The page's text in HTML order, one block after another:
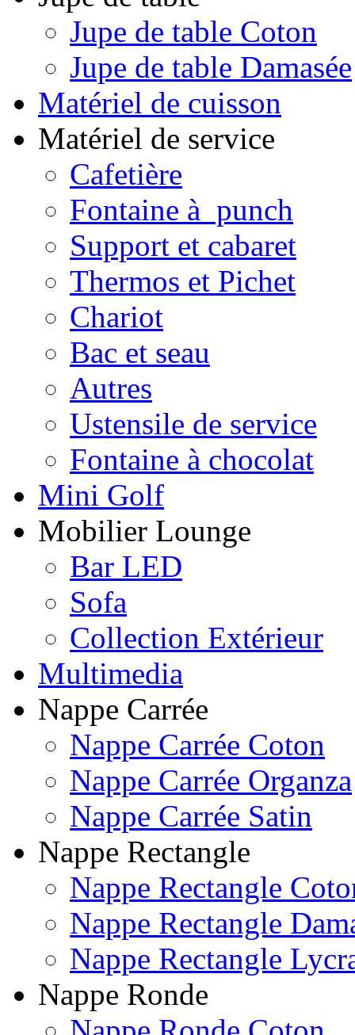
Jupe de table Coton
Jupe de table Damasée
Matériel de cuisson
Matériel de service
Cafetière
Fontaine à punch
Support et cabaret
Thermos et Pichet
Chariot
Bac et seau
Autres
Ustensile de service
Fontaine à chocolat
Mini Golf
Mobilier Lounge
Bar LED
Sofa
Collection Extérieur
Multimedia
Nappe Carrée
Nappe Carrée Coton
Nappe Carrée Organza
Nappe Carrée Satin
Nappe Rectangle
Nappe Rectangle
Nappe Rectangle
Nappe Rectangle
Nappe Ronde